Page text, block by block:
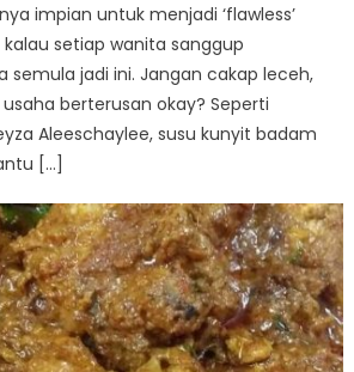
impian untuk menjadi ‘flawless’
setiap wanita sanggup
semula jadi ini. Jangan cakap leceh,
berterusan okay? Seperti
Aleeschaylee, susu kunyit badam
[…]